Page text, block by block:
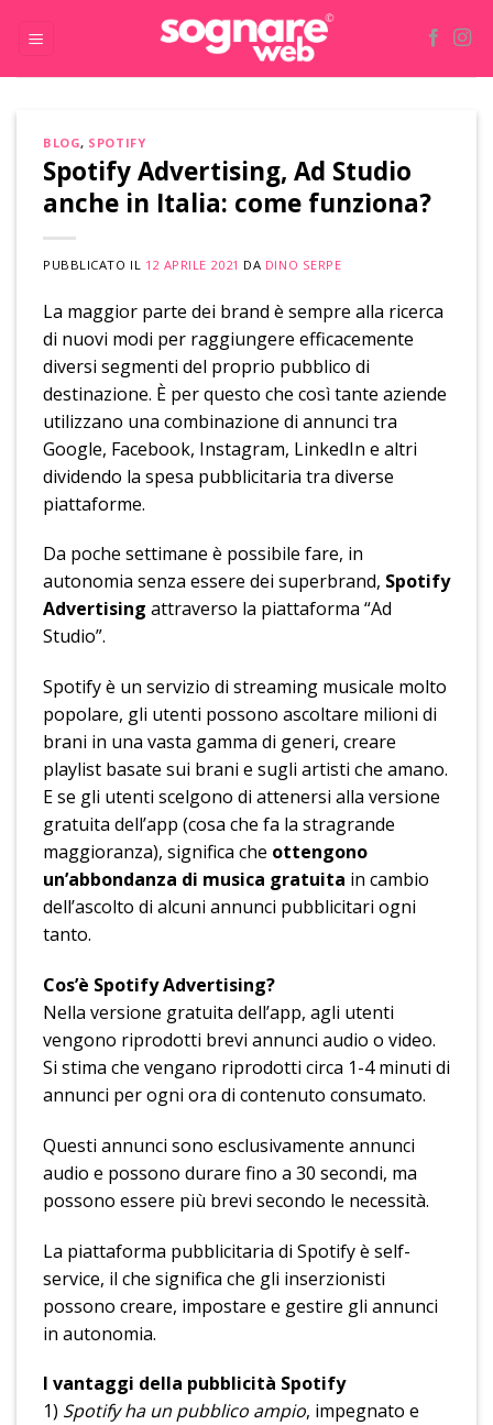
BLOG, SPOTIFY
Spotify Advertising, Ad Studio
anche in Italia: come funziona?
PUBBLICATO IL 12 APRILE 2021 DA DINO SERPE
La maggior parte dei brand è sempre alla ricerca
di nuovi modi per raggiungere efficacemente
diversi segmenti del proprio pubblico di
destinazione. È per questo che così tante aziende
utilizzano una combinazione di annunci tra
Google, Facebook, Instagram, LinkedIn e altri
dividendo la spesa pubblicitaria tra diverse
piattaforme.
Da poche settimane è possibile fare, in
autonomia senza essere dei superbrand, Spotify
Advertising attraverso la piattaforma “Ad
Studio”.
Spotify è un servizio di streaming musicale molto
popolare, gli utenti possono ascoltare milioni di
brani in una vasta gamma di generi, creare
playlist basate sui brani e sugli artisti che amano.
E se gli utenti scelgono di attenersi alla versione
gratuita dell’app (cosa che fa la stragrande
maggioranza), significa che ottengono
un’abbondanza di musica gratuita in cambio
dell’ascolto di alcuni annunci pubblicitari ogni
tanto.
Cos’è Spotify Advertising?
Nella versione gratuita dell’app, agli utenti
vengono riprodotti brevi annunci audio o video.
Si stima che vengano riprodotti circa 1-4 minuti di
annunci per ogni ora di contenuto consumato.
Questi annunci sono esclusivamente annunci
audio e possono durare fino a 30 secondi, ma
possono essere più brevi secondo le necessità.
La piattaforma pubblicitaria di Spotify è self-
service, il che significa che gli inserzionisti
possono creare, impostare e gestire gli annunci
in autonomia.
I vantaggi della pubblicità Spotify
1) Spotify ha un pubblico ampio, impegnato e